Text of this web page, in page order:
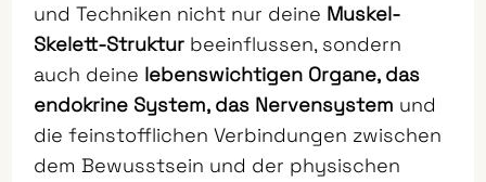
und Techniken nicht nur deine Muskel-
Skelett-Struktur beeinflussen, sondern
auch deine lebenswichtigen Organe, das
endokrine System, das Nervensystem und
die feinstofflichen Verbindungen zwischen
dem Bewusstsein und der physischen